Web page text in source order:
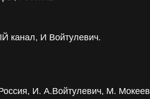
канал, И Войтулевич.
И. А.Войтулевич, М. Мокеев